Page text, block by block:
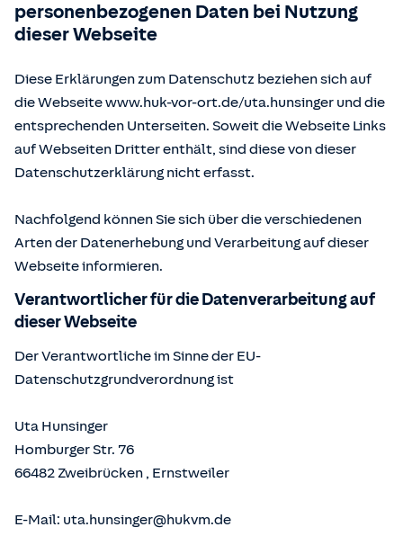
personenbezogenen Daten bei Nutzung
dieser Webseite
Diese Erklärungen zum Datenschutz beziehen sich auf
die Webseite www.huk-vor-ort.de/uta.hunsinger und die
entsprechenden Unterseiten. Soweit die Webseite Links
auf Webseiten Dritter enthält, sind diese von dieser
Datenschutzerklärung nicht erfasst.
Nachfolgend können Sie sich über die verschiedenen
Arten der Datenerhebung und Verarbeitung auf dieser
Webseite informieren.
Verantwortlicher für die Datenverarbeitung auf
dieser Webseite
Der Verantwortliche im Sinne der EU-
Datenschutzgrundverordnung ist
Uta Hunsinger
Homburger Str. 76
66482Zweibrücken , Ernstweiler
E-Mail: uta.hunsinger@hukvm.de